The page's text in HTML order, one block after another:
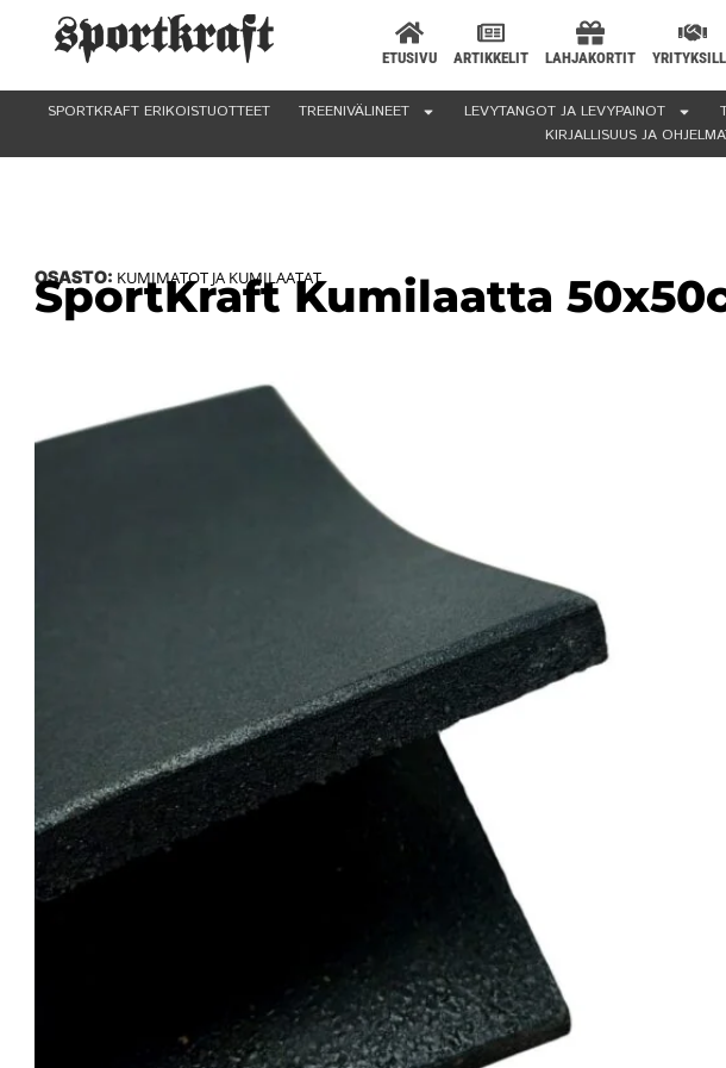
ETUSIVU ARTIKKELIT LAHJAKORTIT
SPORTKRAFT ERIKOISTUOTTEET TREENIVÄLINEET LEVYTANGOT JA LEVYPAINOT
KIRJALLISUUS JA
OSASTO: KUMIMATOT JA KUMILAATAT
SportKraft Kumilaatta